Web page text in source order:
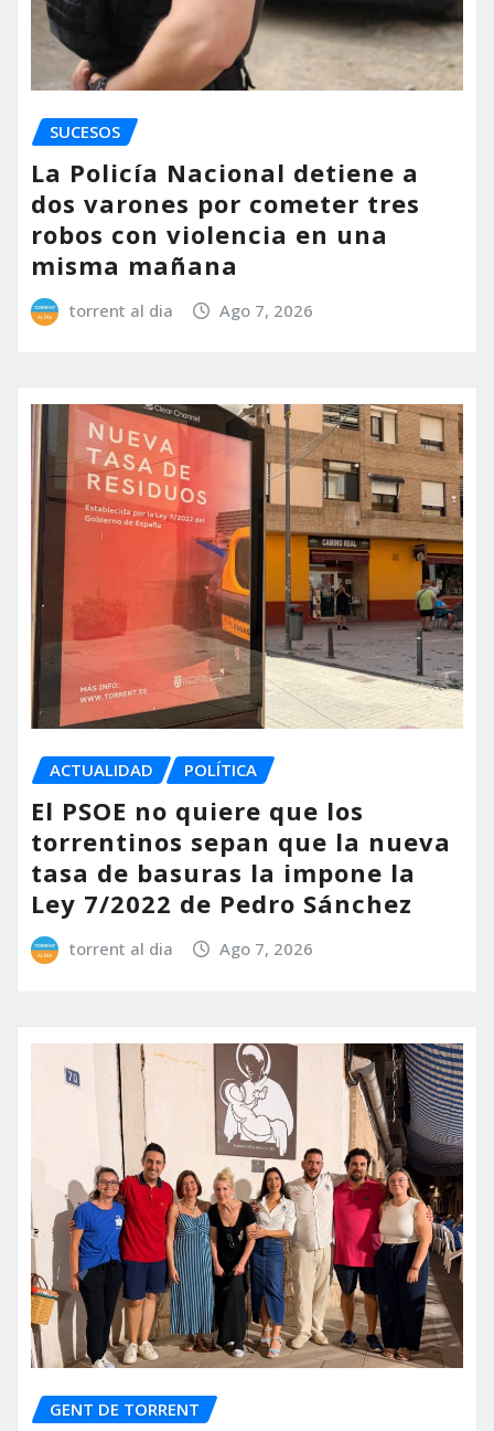
SUCESOS
La Policía Nacional detiene a
dos varones por cometer tres
robos con violencia en una
misma mañana
torrent al dia Ago 7, 2026
ACTUALIDAD POLÍTICA
El PSOE no quiere que los
torrentinos sepan que la nueva
tasa de basuras la impone la
Ley 7/2022 de Pedro Sánchez
torrent al dia Ago 7, 2026
GENT DE TORRENT